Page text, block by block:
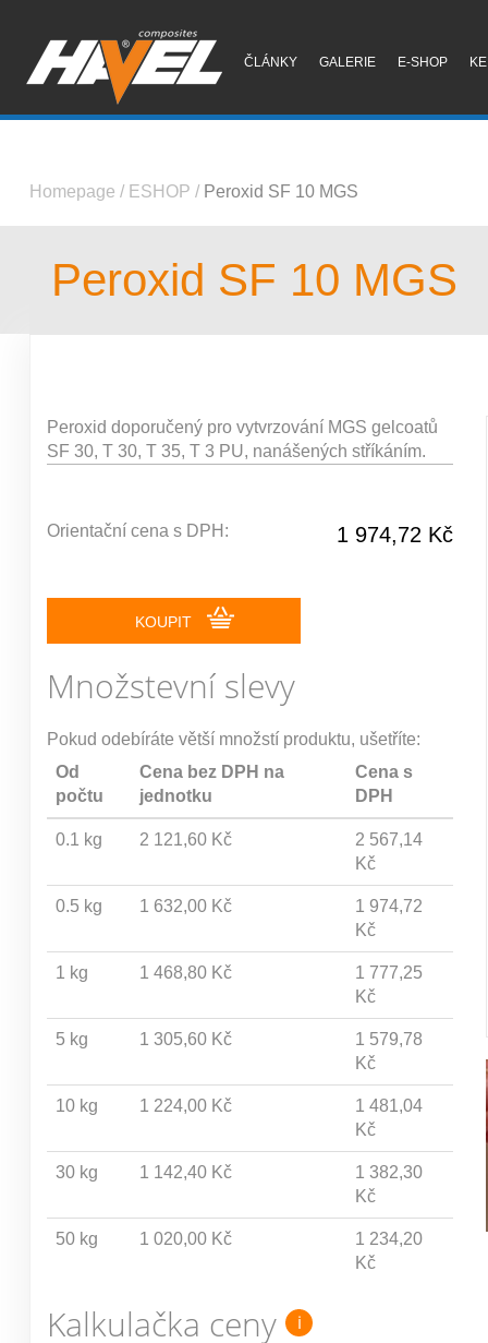
ČLÁNKY GALERIE E-SHOP
Homepage / ESHOP / Peroxid SF 10 MGS
Peroxid SF 10 MGS
Peroxid doporučený pro vytvrzování MGS gelcoatů
SF 30, T 30, T 35, T 3 PU, nanášených stříkáním.
1 974,72 Kč
Orientační cena s DPH:
KOUPIT
Množstevní slevy
Pokud odebíráte větší množstí produktu, ušetříte:
Od
počtu
Cena bez DPH na
jednotku
Cena s
DPH
0.1 kg 2 121,60 Kč
2 567,14
Kč
0.5 kg 1 632,00 Kč
1 974,72
Kč
1 kg 1 468,80 Kč
1 777,25
Kč
5 kg 1 305,60 Kč
1 579,78
Kč
10 kg 1 224,00 Kč
1 481,04
Kč
30 kg 1 142,40 Kč
1 382,30
Kč
50 kg 1 020,00 Kč
1 234,20
Kč
Kalkulačka ceny i